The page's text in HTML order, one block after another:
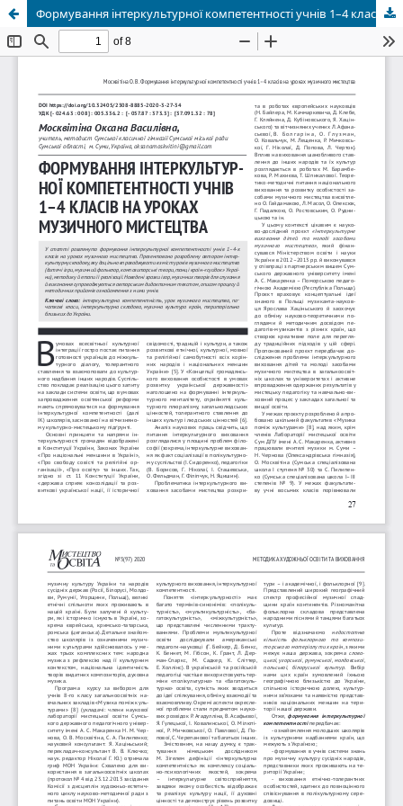
Формування інтеркультурної компетентності учнів 1–4 класів на уроках музичного мистецтва